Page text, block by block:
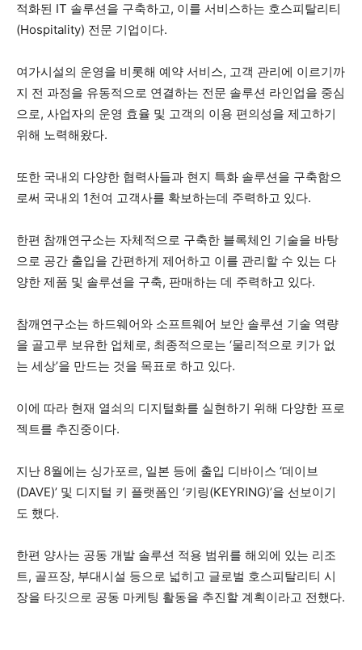
적화된 IT 솔루션을 구축하고, 이를 서비스하는 호스피탈리티
(Hospitality) 전문 기업이다.
여가시설의 운영을 비롯해 예약 서비스, 고객 관리에 이르기까
지 전 과정을 유동적으로 연결하는 전문 솔루션 라인업을 중심
으로, 사업자의 운영 효율 및 고객의 이용 편의성을 제고하기
위해 노력해왔다.
또한 국내외 다양한 협력사들과 현지 특화 솔루션을 구축함으
로써 국내외 1천여 고객사를 확보하는데 주력하고 있다.
한편 참깨연구소는 자체적으로 구축한 블록체인 기술을 바탕
으로 공간 출입을 간편하게 제어하고 이를 관리할 수 있는 다
양한 제품 및 솔루션을 구축, 판매하는 데 주력하고 있다.
참깨연구소는 하드웨어와 소프트웨어 보안 솔루션 기술 역량
을 골고루 보유한 업체로, 최종적으로는 ‘물리적으로 키가 없
는 세상’을 만드는 것을 목표로 하고 있다.
이에 따라 현재 열쇠의 디지털화를 실현하기 위해 다양한 프로
젝트를 추진중이다.
지난 8월에는 싱가포르, 일본 등에 출입 디바이스 ‘데이브
(DAVE)’ 및 디지털 키 플랫폼인 ‘키링(KEYRING)’을 선보이기
도 했다.
한편 양사는 공동 개발 솔루션 적용 범위를 해외에 있는 리조
트, 골프장, 부대시설 등으로 넓히고 글로벌 호스피탈리티 시
장을 타깃으로 공동 마케팅 활동을 추진할 계획이라고 전했다.